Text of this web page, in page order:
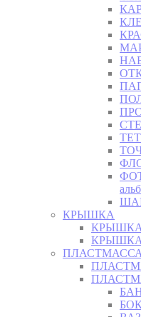
КРЫШКА
ПЛАСТМАССА